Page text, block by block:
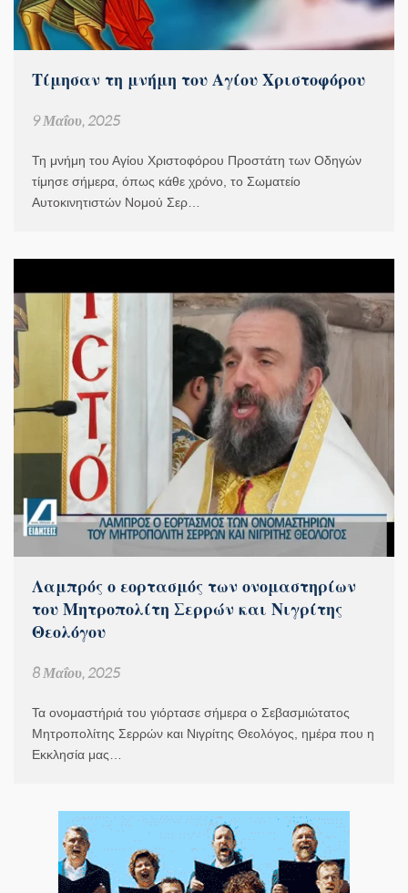
Τίμησαν τη μνήμη του Αγίου Χριστοφόρου
9 Μαΐου, 2025
Τη μνήμη του Αγίου Χριστοφόρου Προστάτη των Οδηγών
τίμησε σήμερα, όπως κάθε χρόνο, το Σωματείο
Αυτοκινητιστών Νομού Σερ…
Λαμπρός ο εορτασμός των ονομαστηρίων
του Μητροπολίτη Σερρών και Νιγρίτης
Θεολόγου
8 Μαΐου, 2025
Τα ονομαστήριά του γιόρτασε σήμερα ο Σεβασμιώτατος
Μητροπολίτης Σερρών και Νιγρίτης Θεολόγος, ημέρα που η
Εκκλησία μας…